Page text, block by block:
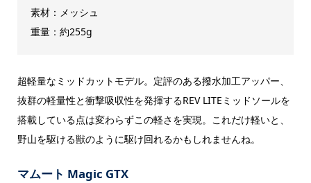
素材：メッシュ
重量：約255g
超軽量なミッドカットモデル。定評のある撥水加工アッパー、
抜群の軽量性と衝撃吸収性を発揮するREV LITEミッドソールを
搭載している点は変わらずこの軽さを実現。これだけ軽いと、
野山を駆ける獣のように駆け回れるかもしれませんね。
マムート Magic GTX